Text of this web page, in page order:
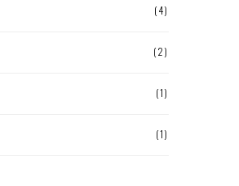
(4)
(2)
(1)
(1)